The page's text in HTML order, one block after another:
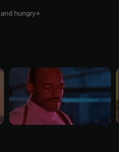
hungry»